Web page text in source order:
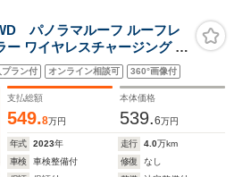
パノラマルーフ ルーフレ
ー ワイヤレスチャージング 純
三眼フルLEDヘッドランプ
純正メモリナビ フルセグTV
プラン付 オンライン相談可 360°画像付
支払総額
549.8万円
本体価格
539.6万円
年式 2023年 走行 4.0万km
車検
車検整備付 修復
なし